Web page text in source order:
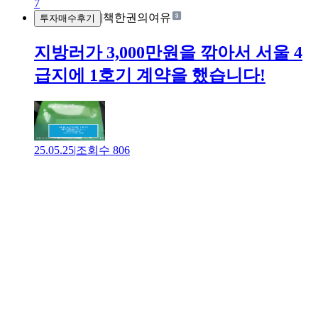
7
투자매수후기 |책한권의여유
지방러가 3,000만원을 깎아서 서울 4
급지에 1호기 계약을 했습니다!
25.05.25|조회수 806